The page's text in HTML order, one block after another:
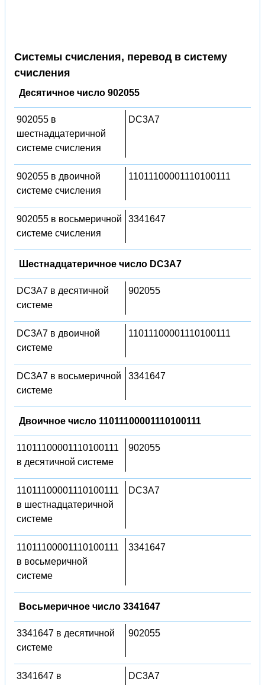
Системы счисления, перевод в систему
счисления
Десятичное число 902055
902055 в
шестнадцатеричной
системе счисления
DC3A7
902055 в двоичной
системе счисления
11011100001110100111
902055 в восьмеричной
системе счисления
3341647
Шестнадцатеричное число DC3A7
DC3A7 в десятичной
системе
902055
DC3A7 в двоичной
системе
11011100001110100111
DC3A7 в восьмеричной
системе
3341647
Двоичное число 11011100001110100111
11011100001110100111
в десятичной системе
902055
11011100001110100111
в шестнадцатеричной
системе
DC3A7
11011100001110100111
в восьмеричной
системе
3341647
Восьмеричное число 3341647
3341647 в десятичной
системе
902055
3341647 в
DC3A7